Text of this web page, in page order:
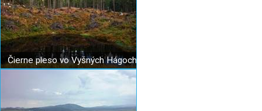
Čierne pleso vo Vyšných Hágoch